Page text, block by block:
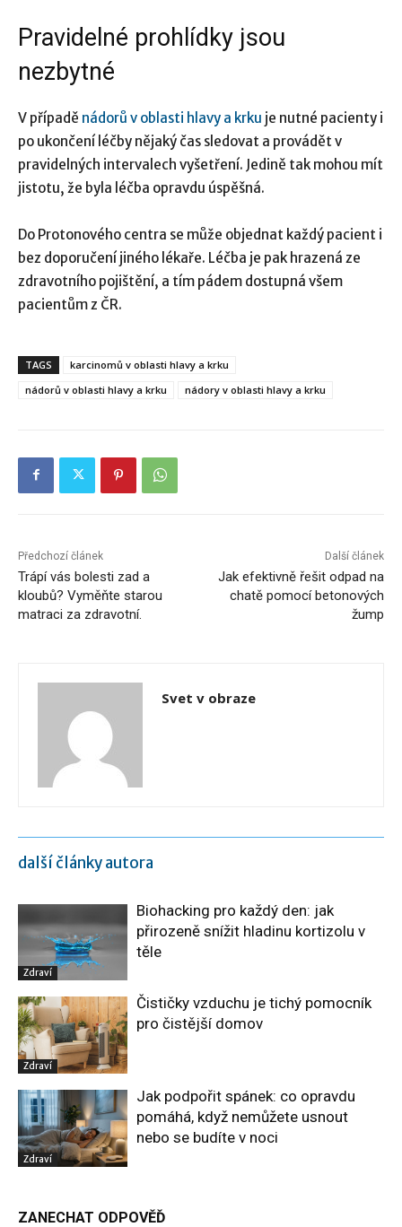
Pravidelné prohlídky jsou
nezbytné
V případě nádorů v oblasti hlavy a krku je nutné pacienty i
po ukončení léčby nějaký čas sledovat a provádět v
pravidelných intervalech vyšetření. Jedině tak mohou mít
jistotu, že byla léčba opravdu úspěšná.
Do Protonového centra se může objednat každý pacient i
bez doporučení jiného lékaře. Léčba je pak hrazená ze
zdravotního pojištění, a tím pádem dostupná všem
pacientům z ČR.
TAGS
karcinomů v oblasti hlavy a krku
nádorů v oblasti hlavy a krku
nádory v oblasti hlavy a krku
Předchozí článek
Trápí vás bolesti zad a
kloubů? Vyměňte starou
matraci za zdravotní.
Další článek
Jak efektivně řešit odpad na
chatě pomocí betonových
žump
Svet v obraze
další články autora
Zdraví
Biohacking pro každý den: jak
přirozeně snížit hladinu kortizolu v
těle
Zdraví
Čističky vzduchu je tichý pomocník
pro čistější domov
Zdraví
Jak podpořit spánek: co opravdu
pomáhá, když nemůžete usnout
nebo se budíte v noci
ZANECHAT ODPOVĚĎ